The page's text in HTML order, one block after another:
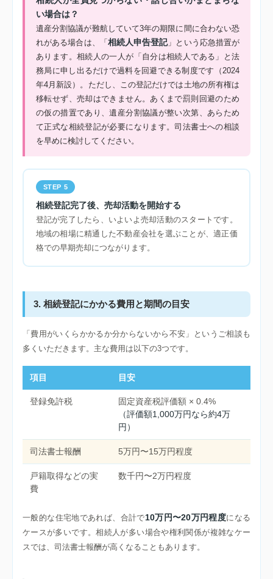
い場合は？
遺産分割協議が難航していて3年の期限に間に合わない恐
れがある場合は、「相続人申告登記」という応急措置が
あります。相続人の一人が「自分は相続人である」と法
務局に申し出るだけで過料を回避できる制度です（2024
年4月新設）。ただし、この登記だけでは土地の所有権は
移転せず、売却はできません。あくまで罰則回避のため
の仮の措置であり、遺産分割協議が整い次第、あらため
て正式な相続登記が必要になります。司法書士への相談
を早めに検討してください。
STEP 5
相続登記完了後、売却活動を開始する
登記が完了したら、いよいよ売却活動のスタートです。
地域の相場に精通した不動産会社を選ぶことが、適正価
格での早期売却につながります。
3. 相続登記にかかる費用と期間の目安
「費用がいくらかかるか分からないから不安」というご相談も
多くいただきます。主な費用は以下の3つです。
項目 目安
登録免許税
固定資産税評価額 × 0.4%
（評価額1,000万円なら約4万
円）
司法書士報酬 5万円〜15万円程度
戸籍取得などの実
費
数千円〜2万円程度
一般的な住宅地であれば、合計で10万円〜20万円程度になる
ケースが多いです。相続人が多い場合や権利関係が複雑なケー
スでは、司法書士報酬が高くなることもあります。